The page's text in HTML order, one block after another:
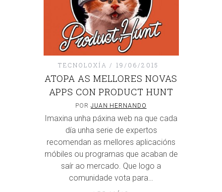
TECNOLOXÍA 19/06/2015
ATOPA AS MELLORES NOVAS
APPS CON PRODUCT HUNT
POR JUAN HERNANDO
Imaxina unha páxina web na que cada
día unha serie de expertos
recomendan as mellores aplicacións
móbiles ou programas que acaban de
saír ao mercado. Que logo a
comunidade vota para…